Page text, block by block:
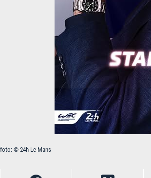
foto: © 24h Le Mans